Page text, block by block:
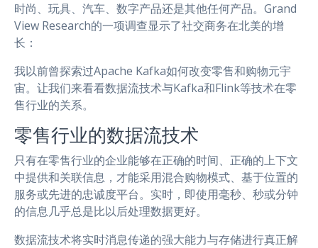
时尚、玩具、汽车、数字产品还是其他任何产品。Grand
View Research的一项调查显示了社交商务在北美的增
长：
我以前曾探索过Apache Kafka如何改变零售和购物元宇
宙。让我们来看看数据流技术与Kafka和Flink等技术在零
售行业的关系。
零售行业的数据流技术
只有在零售行业的企业能够在正确的时间、正确的上下文
中提供和关联信息，才能采用混合购物模式、基于位置的
服务或先进的忠诚度平台。实时，即使用毫秒、秒或分钟
的信息几乎总是比以后处理数据更好。
数据流技术将实时消息传递的强大能力与存储进行真正解